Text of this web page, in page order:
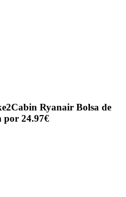
Ryanair Bolsa de
por 24.97€